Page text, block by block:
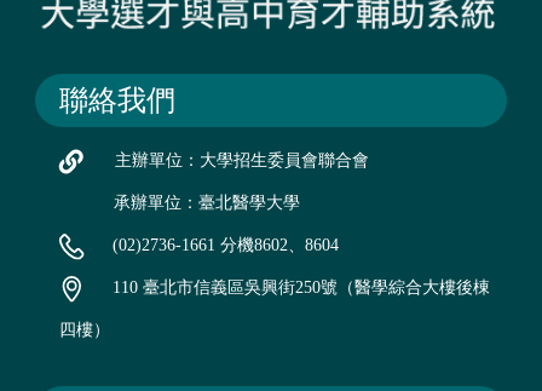
聯絡我們
主辦單位：大學招生委員會聯合會
承辦單位：臺北醫學大學
(02)2736-1661 分機8602、8604
110 臺北市信義區吳興街250號（醫學綜合大樓後棟
四樓）